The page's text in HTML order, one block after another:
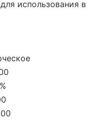
использования в